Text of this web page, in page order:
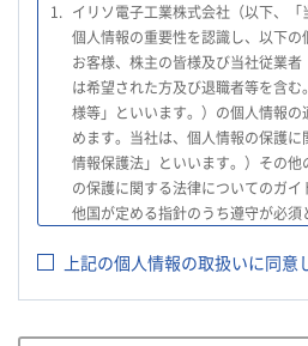
1. イリソ電子工業株式会社（以下、「
個人情報の重要性を認識し、以下の
お客様、株主の皆様及び当社従業
は希望された方及び退職者等を含
様等」といいます。）の個人情報
めます。当社は、個人情報の保護
情報保護法」といいます。）その
の保護に関する法律についてのガ
他国が定める指針のうち遵守が必
2.
当社は、お客様等の個人情報を適正
れている場合を除き、お客様等の
上記の個人情報の取扱いに同意